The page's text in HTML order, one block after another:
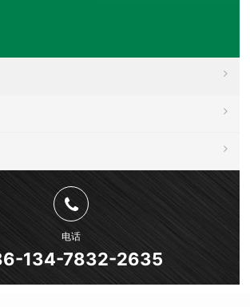
电话
134-7832-2635